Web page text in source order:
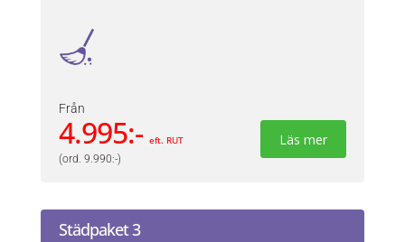
Från
4.995:- eft. RUT Läs mer
(ord. 9.990:-)
Städpaket 3